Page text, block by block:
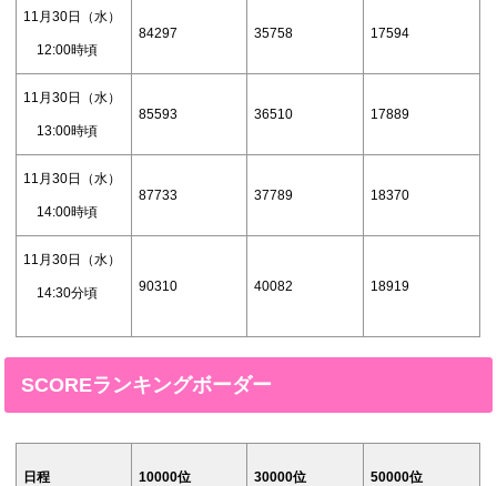
11月30日（水）
12:00時頃
84297 35758 17594
11月30日（水）
13:00時頃
85593 36510 17889
11月30日（水）
14:00時頃
87733 37789 18370
11月30日（水）
14:30分頃 90310 40082 18919
SCOREランキングボーダー
日程 10000位 30000位 50000位